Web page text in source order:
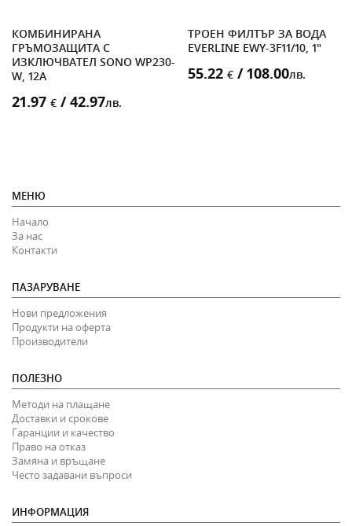
КОМБИНИРАНА
ГРЪМОЗАЩИТА С
ИЗКЛЮЧВАТЕЛ SONO WP230-
W, 12A
21.97 € / 42.97лв.
ТРОЕН ФИЛТЪР ЗА ВОДА
EVERLINE EWY-3F11/10, 1"
55.22 € / 108.00лв.
МЕНЮ
Начало
За нас
Контакти
ПАЗАРУВАНЕ
Нови предложения
Продукти на оферта
Производители
ПОЛЕЗНО
Методи на плащане
Доставки и срокове
Гаранции и качество
Право на отказ
Замяна и връщане
Често задавани въпроси
ИНФОРМАЦИЯ